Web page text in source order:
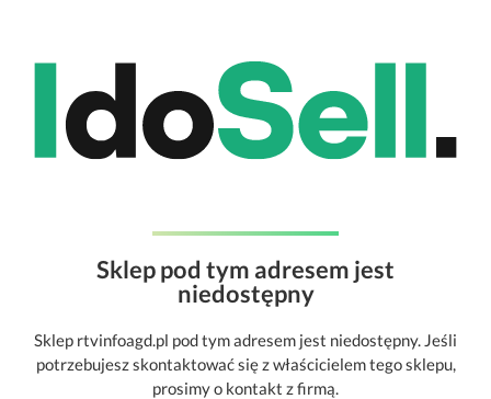
Sklep pod tym adresem jest
niedostępny
Sklep rtvinfoagd.pl pod tym adresem jest niedostępny. Jeśli
potrzebujesz skontaktować się z właścicielem tego sklepu,
prosimy o kontakt z firmą.